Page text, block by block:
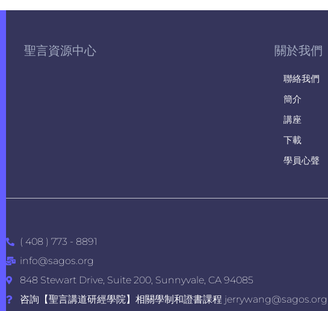
聖言資源中心 關於我們
聯絡我們
簡介
講座
下載
學員心聲
( 408 ) 773 - 8891
info@sagos.org
848 Stewart Drive, Suite 200, Sunnyvale, CA 94085
咨詢【聖言講道研經學院】相關學制和證書課程 jerrywang@sagos.org